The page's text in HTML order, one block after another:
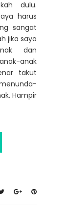
dulu.
harus
sangat
jika saya
dan
anak
takut
Hampir